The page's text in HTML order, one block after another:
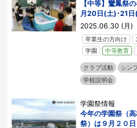
【中等】鸞鳳祭
月20日(土)･21日
2025.06.30 (月)
卒業生の方向け
学園
中等教育
クラブ活動 シン
学校説明会
学園祭情報
今年の学園祭（
祭）は９月２０日